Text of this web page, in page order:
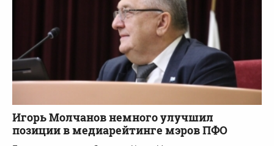
Игорь Молчанов немного улучшил
позиции в медиарейтинге мэров ПФО